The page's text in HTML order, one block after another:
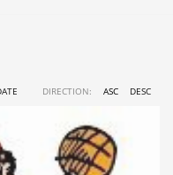
DIRECTION: ASC DESC